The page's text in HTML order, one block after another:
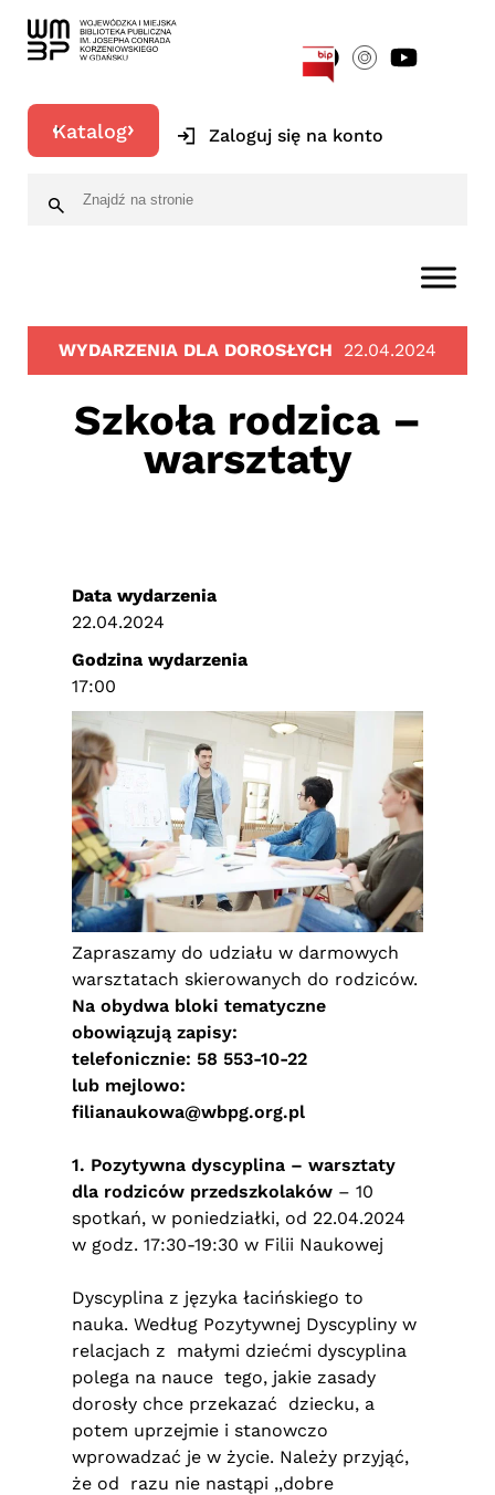
Katalog Zaloguj się na konto
WYDARZENIA DLA DOROSŁYCH 22.04.2024
Szkoła rodzica –
warsztaty
Zapraszamy do udziału w darmowych
warsztatach skierowanych do rodziców.
Na obydwa bloki tematyczne
obowiązują zapisy:
telefonicznie: 58 553-10-22
lub mejlowo:
filianaukowa@wbpg.org.pl
1. Pozytywna dyscyplina – warsztaty
dla rodziców przedszkolaków – 10
spotkań, w poniedziałki, od 22.04.2024
w godz. 17:30-19:30 w Filii Naukowej
Dyscyplina z języka łacińskiego to
nauka. Według Pozytywnej Dyscypliny w
relacjach z małymi dziećmi dyscyplina
polega na nauce tego, jakie zasady
dorosły chce przekazać dziecku, a
potem uprzejmie i stanowczo
wprowadzać je w życie. Należy przyjąć,
że od razu nie nastąpi ,,dobre
Data wydarzenia
22.04.2024
Godzina wydarzenia
17:00